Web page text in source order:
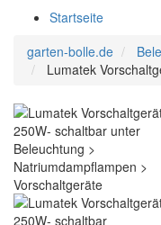
Startseite
garten-bolle.de
Lumatek